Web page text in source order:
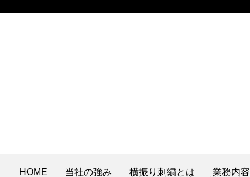
HOME 当社の強み 横振り刺繍とは 業務内容